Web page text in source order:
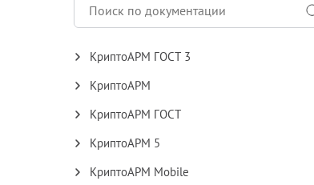
КриптоАРМ ГОСТ 3
КриптоАРМ
КриптоАРМ Mobile
КриптоАРМ 5
КриптоАРМ ГОСТ